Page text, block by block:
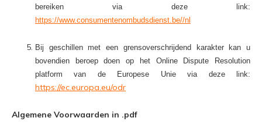
bereiken via deze link:
https://www.consumentenombudsdienst.be//nl
Bij geschillen met een grensoverschrijdend karakter kan u
bovendien beroep doen op het Online Dispute Resolution
platform van de Europese Unie via deze link:
https://ec.europa.eu/odr
Algemene Voorwaarden in .pdf